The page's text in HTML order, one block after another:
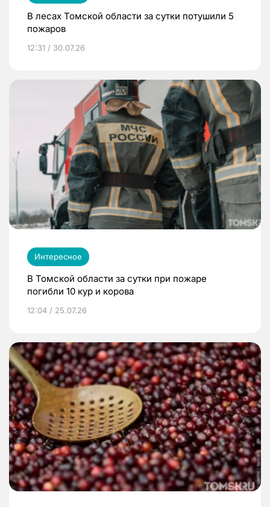
В лесах Томской области за сутки потушили 5
пожаров
12:31 / 30.07.26
Интересное
В Томской области за сутки при пожаре
погибли 10 кур и корова
12:04 / 25.07.26